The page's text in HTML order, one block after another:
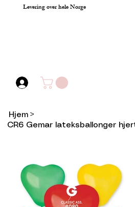
Levering over hele Norge
Hjem >